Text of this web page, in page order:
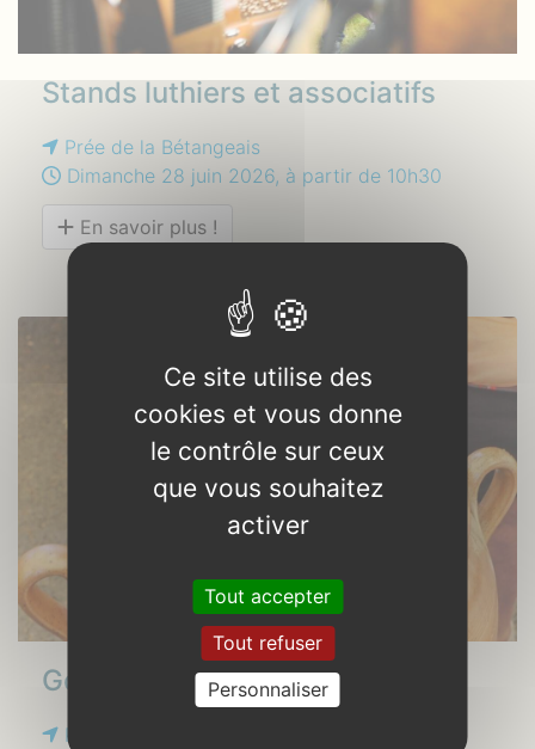
Stands luthiers et associatifs
Prée de la Bétangeais
Dimanche 28 juin 2026, à partir de 10h30
En savoir plus !
Godinette et Drôlètt
Place du cochon grillé
Ce site utilise des
cookies et vous donne
le contrôle sur ceux
que vous souhaitez
activer
Tout accepter
Tout refuser
Personnaliser